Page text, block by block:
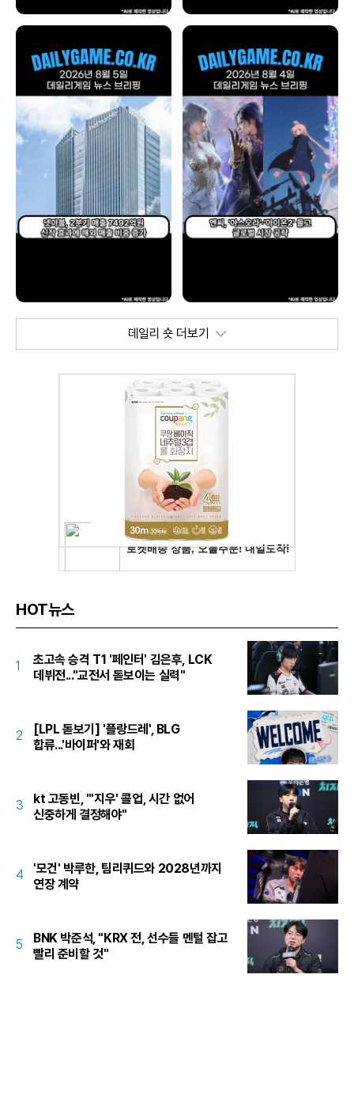
데일리 숏 더보기
HOT뉴스
1
초고속 승격 T1 '페인터' 김은후, LCK
데뷔전..."교전서 돋보이는 실력"
2
[LPL 돋보기] '플랑드레', BLG
합류...'바이퍼'와 재회
3
kt 고동빈, "'지우' 콜업, 시간 없어
신중하게 결정해야"
4
'모건' 박루한, 팀리퀴드와 2028년까지
연장 계약
5
BNK 박준석, "KRX 전, 선수들 멘털 잡고
빨리 준비할 것"